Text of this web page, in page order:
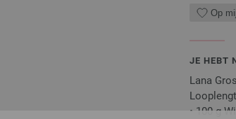
Op
JE HEBT
Lana
• 100 g